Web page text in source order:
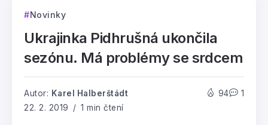
Novinky
Ukrajinka Pidhrušná ukončila
sezónu. Má problémy se srdcem
Autor: Karel Halberštádt
22. 2. 2019
1 min čtení
94 1